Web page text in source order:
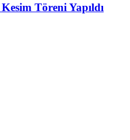
Töreni Yapıldı